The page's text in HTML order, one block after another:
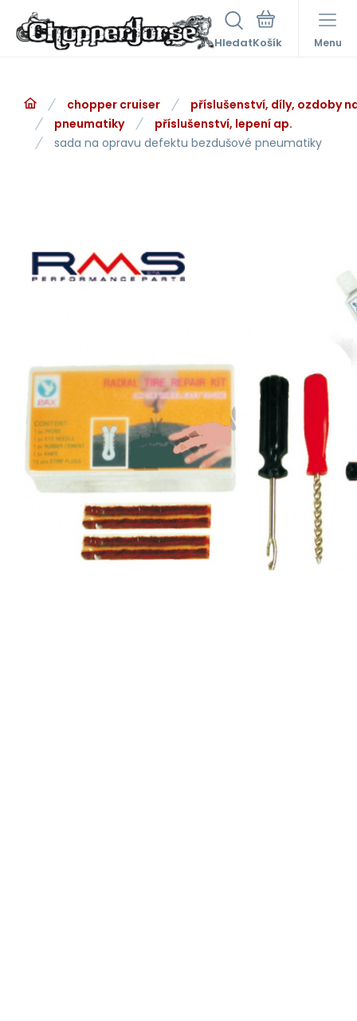
Hledat Menu
chopper cruiser
příslušenství, díly, ozdoby
pneumatiky
příslušenství, lepení ap.
sada na opravu defektu bezdušové pneumatiky